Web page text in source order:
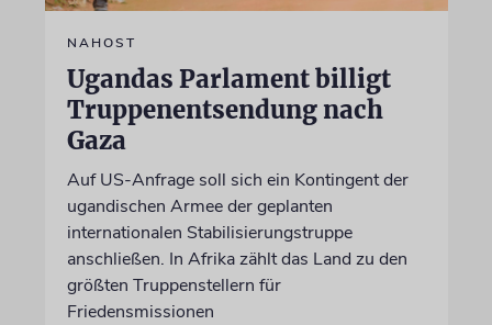
NAHOST
Ugandas Parlament billigt
Truppenentsendung nach
Gaza
Auf US-Anfrage soll sich ein Kontingent der
ugandischen Armee der geplanten
internationalen Stabilisierungstruppe
anschließen. In Afrika zählt das Land zu den
größten Truppenstellern für
Friedensmissionen